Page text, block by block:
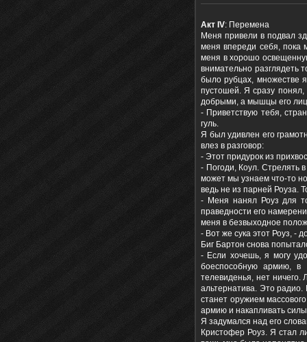
Акт IV: Перемена
Меня привели в подвал
меня впереди себя, пока
меня в хорошо
внимательно разглядеть
было рубцах, множестве
пустошей. Я сразу понял,
добрыми, а мышцы его
- Приветствую тебя,
гуль.
Я был удивлен его
влез в разговор:
- Этот придурок из
- Погоди, Коул. Стрелять
может мы узнаем что-то
ведь не из парней Роуза.
- Меня нанял Роуз для
праведности его
меня в безвыходное
- Вот же сука этот Роуз, -
Биг Бартон снова
- Если хочешь, я могу
боеспособную армию, в
телевиденья, нет
альтернатива. Это
станет оружием
армию и накапливать
Я задумался над его
Кристофер Роуз. Я стал